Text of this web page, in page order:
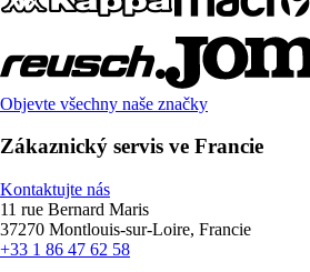
Objevte všechny naše značky
Zákaznický servis ve Francie
Kontaktujte nás
11 rue Bernard Maris
37270 Montlouis-sur-Loire, Francie
+33 1 86 47 62 58